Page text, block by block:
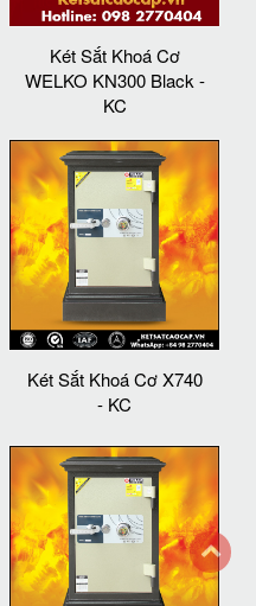
Két Sắt Khoá Cơ
WELKO KN300 Black -
KC
Két Sắt Khoá Cơ X740
- KC
back